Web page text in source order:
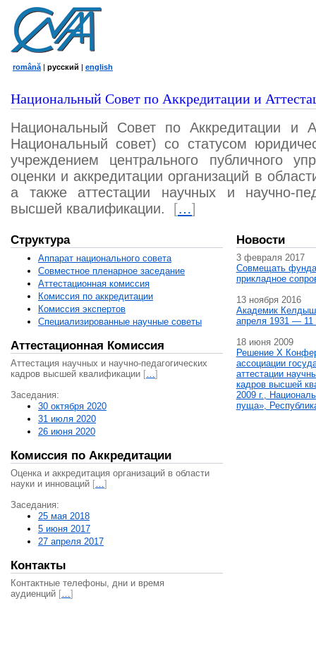
română | русский | english
Национальный Совет по Аккредитации и
Национальный Совет по Аккредитации и
Национальный совет) со статусом
учреждением центрального публичного
оценки и аккредитации организаций в
а также аттестации научных и научно-
высшей квалификации.
[…]
Структура
Аппарат национального совета
Совместное пленарное заседание
Аттестационная комисcия
Комиссия по аккредитации
Комиссия экспертов
Специализированные научные советы
Аттестационная Комиссия
Аттестация научных и научно-педагогических
кадров высшей квалификации […]
Заседания:
30 октября 2020
31 июля 2020
26 июня 2020
Комиссия по Аккредитации
Оценка и аккредитация организаций в области
науки и инноваций […]
Заседания:
25 мая 2018
5 июня 2017
27 апреля 2017
Контакты
Контактные телефоны, дни и время
аудиенций […]
Новости
3 февраля 2017
Совмещать
прикладное
13 ноября 2016
Академик
апреля 1931 — 11
18 июня 2009
Решение X
ассоциации
аттестации
кадров высшей
2009 г.,
пуща»,